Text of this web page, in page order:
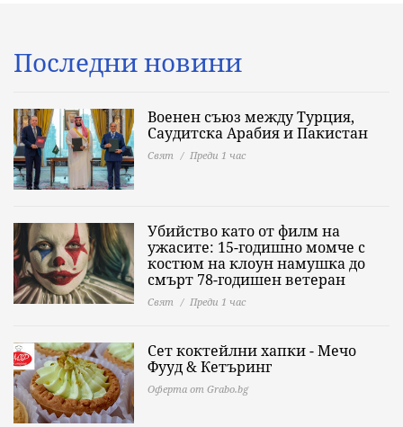
Последни новини
Военен съюз между Турция,
Саудитска Арабия и Пакистан
Свят Преди 1 час
Убийство като от филм на
ужасите: 15-годишно момче с
костюм на клоун намушка до
смърт 78-годишен ветеран
Свят Преди 1 час
Сет коктейлни хапки - Мечо
Фууд & Кетъринг
Оферта от Grabo.bg